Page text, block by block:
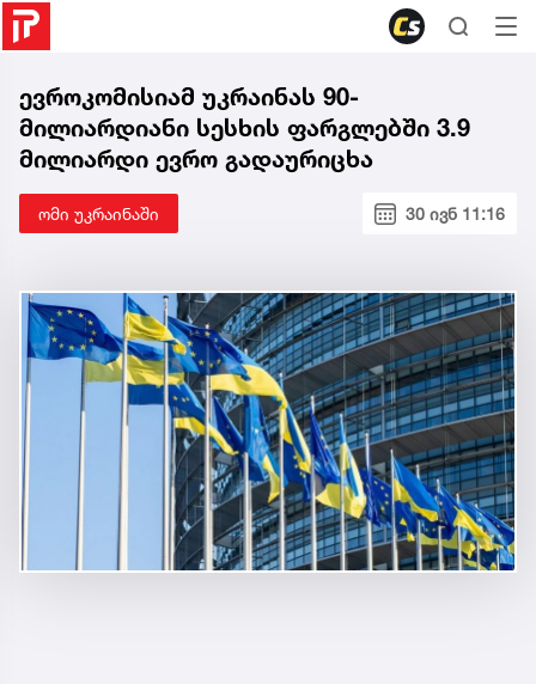
ევროკომისიამ უკრაინას 90-
მილიარდიანი სესხის ფარგლებში 3.9
მილიარდი ევრო გადაურიცხა
ომი უკრაინაში 30 ივნ 11:16